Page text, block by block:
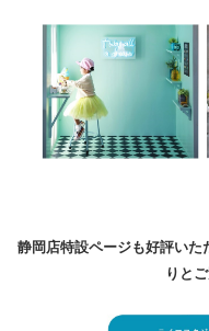
静岡店特設ページも好評い
りと